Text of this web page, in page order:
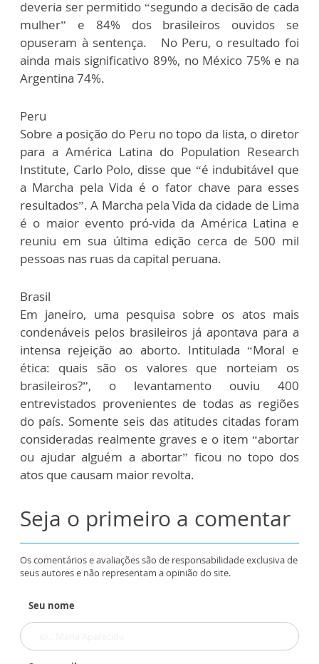
deveria ser permitido “segundo a decisão de cada
mulher” e 84% dos brasileiros ouvidos se
opuseram à sentença. No Peru, o resultado foi
ainda mais significativo 89%, no México 75% e na
Argentina 74%.
Peru
Sobre a posição do Peru no topo da lista, o diretor
para a América Latina do Population Research
Institute, Carlo Polo, disse que “é indubitável que
a Marcha pela Vida é o fator chave para esses
resultados”. A Marcha pela Vida da cidade de Lima
é o maior evento pró-vida da América Latina e
reuniu em sua última edição cerca de 500 mil
pessoas nas ruas da capital peruana.
Brasil
Em janeiro, uma pesquisa sobre os atos mais
condenáveis pelos brasileiros já apontava para a
intensa rejeição ao aborto. Intitulada “Moral e
ética: quais são os valores que norteiam os
brasileiros?”, o levantamento ouviu 400
entrevistados provenientes de todas as regiões
do país. Somente seis das atitudes citadas foram
consideradas realmente graves e o item “abortar
ou ajudar alguém a abortar” ficou no topo dos
atos que causam maior revolta.
Seja o primeiro a comentar
Os comentários e avaliações são de responsabilidade exclusiva de
seus autores e não representam a opinião do site.
Seu nome